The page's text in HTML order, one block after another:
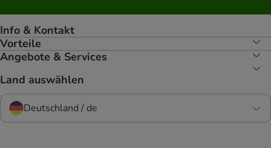
Info & Kontakt
Vorteile
Angebote & Services
Land auswählen
Deutschland / de